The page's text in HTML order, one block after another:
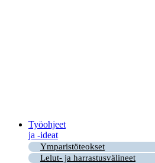
Työohjeet
ja -ideat
Ymparistöteokset
Lelut- ja harrastusvälineet